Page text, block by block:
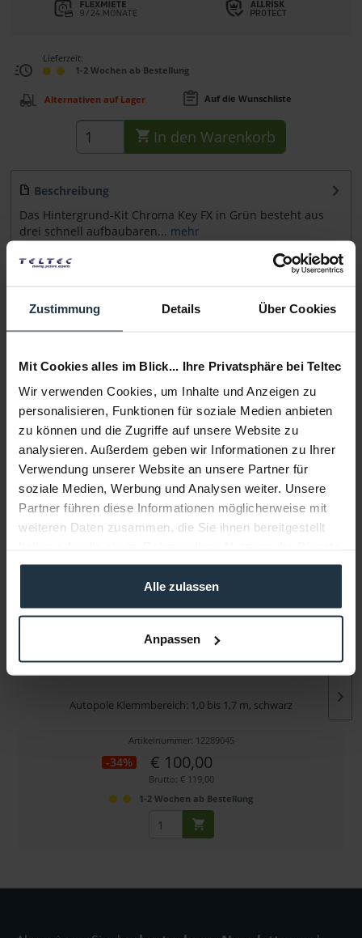
Zustimmung Details Über Cookies
Mit Cookies alles im Blick... Ihre Privatsphäre bei Teltec
Wir verwenden Cookies, um Inhalte und Anzeigen zu
personalisieren, Funktionen für soziale Medien anbieten
zu können und die Zugriffe auf unsere Website zu
analysieren. Außerdem geben wir Informationen zu Ihrer
Verwendung unserer Website an unsere Partner für
soziale Medien, Werbung und Analysen weiter. Unsere
Partner führen diese Informationen möglicherweise mit
weiteren Daten zusammen, die Sie ihnen bereitgestellt
gesammelt haben.
Alle zulassen
Anpassen
Lieferzeit:
1-2 Wochen ab Bestellung
Alternativen auf Lager Auf die Wunschliste
In den Warenkorb
Beschreibung
Das Hintergrund-Kit Chroma Key FX in Grün besteht aus
drei schnell aufbaubaren... mehr
Zubehör
Medien
Infos zu Hersteller & Produktsicherheit
Folgende Infos zum Hersteller sind verfübar......mehr
Weitere Artikel von Manfrotto ansehen
Autopole Klemmbereich: 1,0 bis 1,7 m, schwarz
Artikelnummer: 12289045
-34% € 100,00
Brutto: € 119,00
1-2 Wochen ab Bestellung